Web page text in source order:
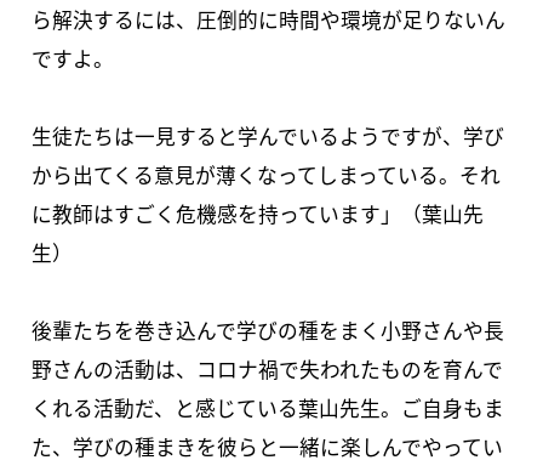
ら解決するには、圧倒的に時間や環境が足りないん
ですよ。
生徒たちは一見すると学んでいるようですが、学び
から出てくる意見が薄くなってしまっている。それ
に教師はすごく危機感を持っています」（葉山先
生）
後輩たちを巻き込んで学びの種をまく小野さんや長
野さんの活動は、コロナ禍で失われたものを育んで
くれる活動だ、と感じている葉山先生。ご自身もま
た、学びの種まきを彼らと一緒に楽しんでやってい